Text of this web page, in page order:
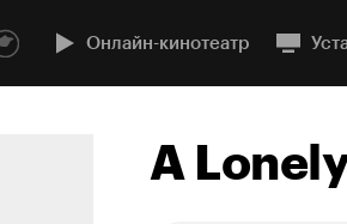
Онлайн-кинотеатр
A